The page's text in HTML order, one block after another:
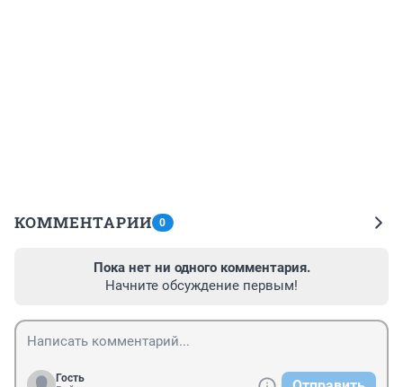
КОММЕНТАРИИ 0
Пока нет ни одного комментария.
Начните обсуждение первым!
Гость